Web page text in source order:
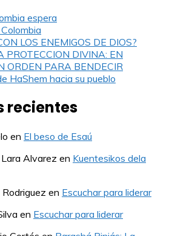
espera
LOS ENEMIGOS DE DIOS?
PROTECCION DIVINA: EN
ORDEN PARA BENDECIR
HaShem hacia su pueblo
recientes
en El beso de Esaú
Alvarez en Kuentesikos dela
en Escuchar para liderar
en Escuchar para liderar